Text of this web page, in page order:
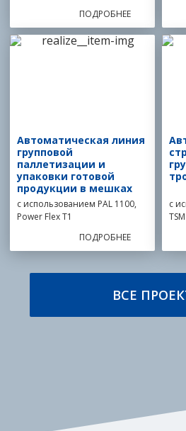
ПОДРОБНЕЕ
Автоматическая линия
групповой
паллетизации и
упаковки готовой
продукции в мешках
с использованием PAL 1100,
Power Flex T1
ПОДРОБНЕЕ
с
ВСЕ